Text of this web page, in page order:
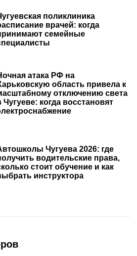
поликлиника
врачей: когда
семейные
атака РФ на
область привела к
отключению света
Чугуеве: когда восстановят
Чугуева 2026: где
водительские права,
стоит обучение и как
инструктора